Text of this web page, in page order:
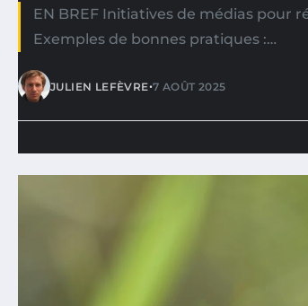
EN BREF Initiatives de médias pour
Exemples de bonnes pratiques :…
JULIEN LEFÈVRE•7 AOÛT 2025